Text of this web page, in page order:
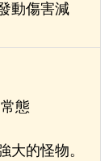
動傷害減
態
大的怪物。